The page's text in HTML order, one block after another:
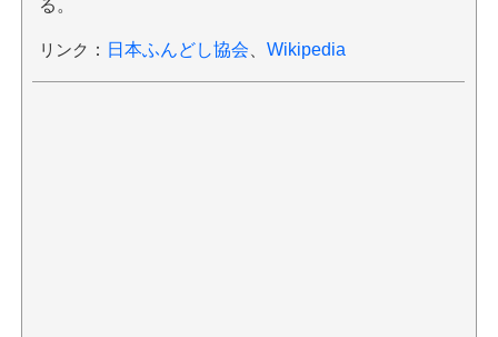
る。
リンク ： 日本ふんどし協会 Wikipedia